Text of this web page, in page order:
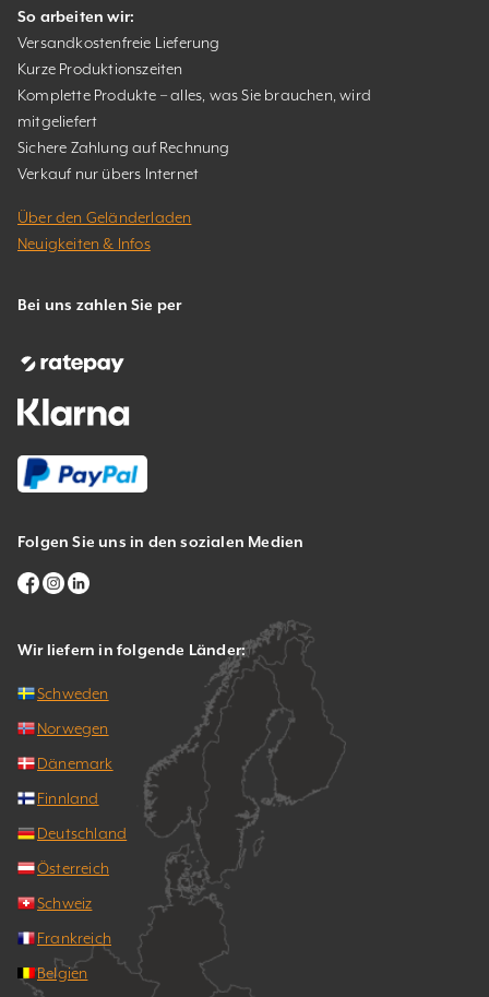
So arbeiten wir:
Versandkostenfreie Lieferung
Kurze Produktionszeiten
Komplette Produkte – alles, was Sie brauchen, wird
mitgeliefert
Sichere Zahlung auf Rechnung
Verkauf nur übers Internet
Über den Geländerladen
Neuigkeiten & Infos
Bei uns zahlen Sie per
Folgen Sie uns in den sozialen Medien
Wir liefern in folgende Länder:
Schweden
Norwegen
Dänemark
Finnland
Deutschland
Österreich
Schweiz
Frankreich
Belgien